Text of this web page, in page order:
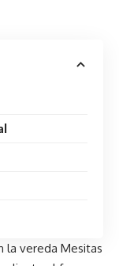
la vereda Mesitas